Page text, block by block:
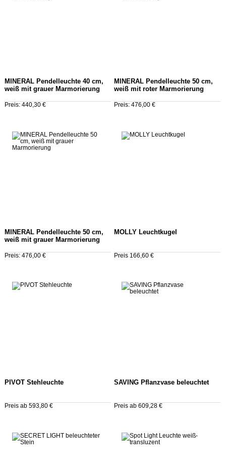
MINERAL Pendelleuchte 40 cm,
weiß mit grauer Marmorierung
Preis: 440,30 €
MINERAL Pendelleuchte 50 cm,
weiß mit roter Marmorierung
Preis: 476,00 €
MINERAL Pendelleuchte 50 cm,
weiß mit grauer Marmorierung
Preis: 476,00 €
MOLLY Leuchtkugel
Preis 166,60 €
PIVOT Stehleuchte
Preis ab 593,80 €
SAVING Pflanzvase beleuchtet
Preis ab 609,28 €